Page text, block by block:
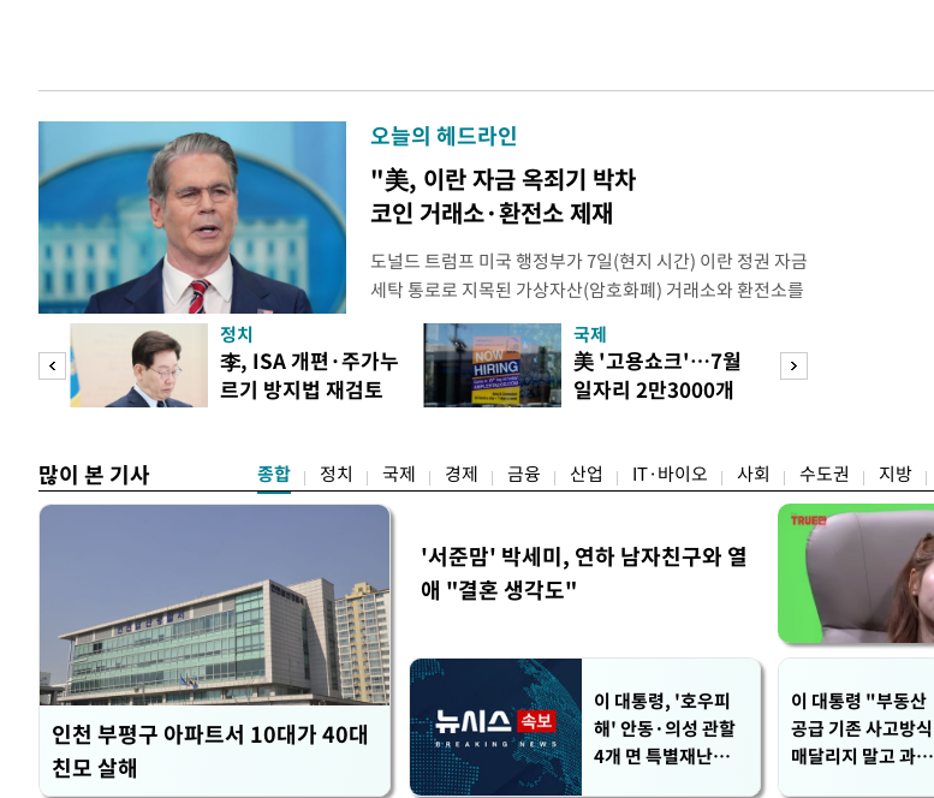
오늘의 헤드라인
"美, 이란 자금 옥죄기 박차
코인 거래소·환전소 제재
도널드 트럼프 미국 행정부가 7일(현지 시간) 이란 정권 자금
세탁 통로로 지목된 가상자산(암호화폐) 거래소와 환전소를
무더기 제재했다. 미 재무부 해외자산통제국(OFAC)은 이날
이란혁명수비대(IRGC) 자금 조달에 이용된 디지털 자산 거
래소와, 이란의 해외 석유 판매 대금 회수에 동원된 환전 네
트워크를 각각 제재한다고 밝혔다. 동유럽 조지아
정치
李, ISA 개편·주가누
르기 방지법 재검토
국제
美 '고용쇼크'…7월
일자리 2만3000개
많이 본 기사 종합 정치 국제 경제 금융 산업 IT·바이오 사회 수도권 지방
인천 부평구 아파트서 10대가 40대
친모 살해
'서준맘' 박세미, 연하 남자친구와 열
애 "결혼 생각도"
이 대통령, '호우피
해' 안동·의성 관할
4개 면 특별재난지역
이 대통령 "부동산
공급 기존 사고방식
매달리지 말고 과감